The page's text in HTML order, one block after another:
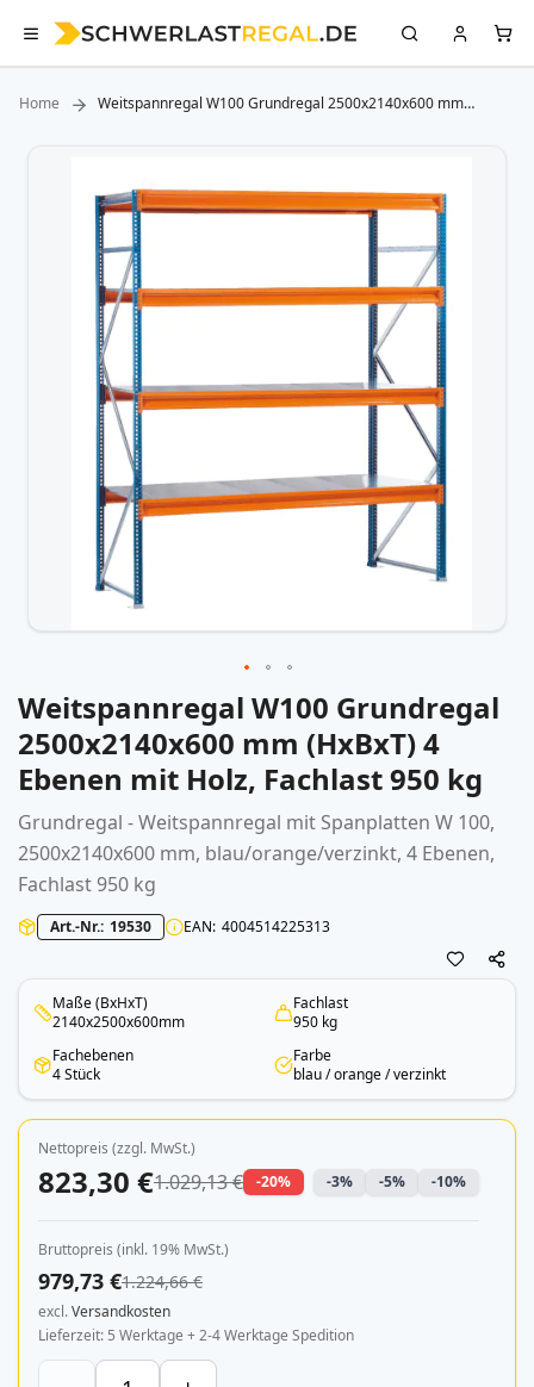
Home
Weitspannregal W100 Grundregal 2500x2140x600 mm
Bildergalerie
Zum
Anfang
der
Bildergalerie
springen
Weitspannregal W100 Grundregal
2500x2140x600 mm (HxBxT) 4
Ebenen mit Holz, Fachlast 950 kg
Grundregal -Weitspannregal mit Spanplatten W 100,
2500x2140x600 mm, blau/orange/verzinkt, 4 Ebenen,
Fachlast 950 kg
Art.-Nr. 19530 EAN 4004514225313
Maße (BxHxT)
2140x2500x600mm
Fachlast
950 kg
Fachebenen
4 Stück
Farbe
blau / orange / verzinkt
Nettopreis (zzgl. MwSt.)
823,30 €1.029,13 € -20% -3% -5% -10%
Bruttopreis (inkl. 19% MwSt.)
979,73 €1.224,66 €
excl.Versandkosten
Lieferzeit 5 Werktage + 2-4 Werktage Spedition